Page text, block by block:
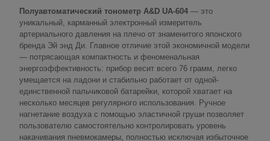
Полуавтоматический тонометр A&D UA-604 — это
уникальный, карманный электронный измеритель
артериального давления на плечо от знаменитого японского
бренда Эй энд Ди. Главное отличие этой экономичной модели
— потрясающая компактность и феноменальная
энергоэффективность: прибор весит всего 76 грамм, легко
умещается на ладони и стабильно работает от одной-
единственной пальчиковой батарейки, которой хватает на
несколько месяцев регулярного использования. Ручное
нагнетание воздуха с помощью эластичной груши позволяет
пользователю самостоятельно контролировать уровень
накачивания пневмокамеры, полностью исключая избыточное